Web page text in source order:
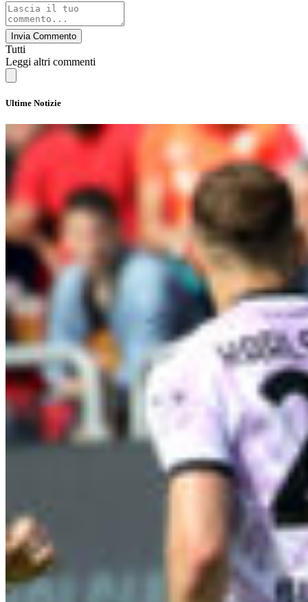
Invia Commento
Tutti
Leggi altri commenti
Ultime Notizie